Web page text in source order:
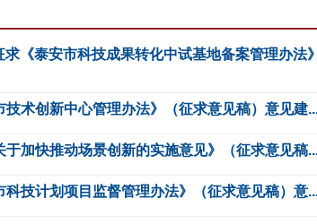
求《泰安市科技成果转化中试基地备案管理办法
技术创新中心管理办法》（征求意见稿）意见建
于加快推动场景创新的实施意见》（征求意见稿
科技计划项目监督管理办法》（征求意见稿）意